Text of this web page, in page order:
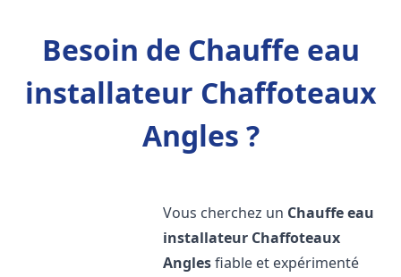
Besoin de Chauffe eau
installateur Chaffoteaux
Angles ?
Vous cherchez un Chauffe eau
installateur Chaffoteaux
Anglesfiable et expérimenté